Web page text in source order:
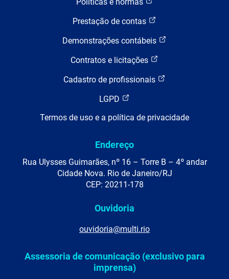
Prestação de contas
Demonstrações contábeis
Contratos e licitações
Cadastro de profissionais
LGPD
Termos de uso e a política de privacidade
Endereço
Rua Ulysses Guimarães, nº 16 – Torre B – 4º andar
Cidade Nova. Rio de Janeiro/RJ
CEP: 20211-178
Ouvidoria
ouvidoria@multi.rio
Assessoria de comunicação (exclusivo para
imprensa)